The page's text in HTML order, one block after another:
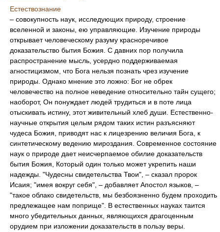
Естествознание
– совокупность наук, исследующих природу, строение
вселенной и законы, ею управляющие. Изучение природы
открывает человеческому разуму красноречивое
доказательство бытия Божия. С давних пор получила
распространение мысль, усердно поддерживаемая
агностицизмом, что Бога нельзя познать чрез изучение
природы. Однако мнение это ложно: Бог не обрек
человечество на полное неведение относительно тайн сущего;
наоборот, Он понуждает людей трудиться и в поте лица
отыскивать истину, этот живительный хлеб души. Естественно-
научные открытия целым рядом таких истин разъясняют
чудеса Божия, приводят нас к лицезрению величия Бога, к
синтетическому ведению мироздания. Современное состояние
наук о природе дает неисчерпаемое обилие доказательств
бытия Божия, Который один только может укрепить наши
надежды. "Чудесны свидетельства Твои", – сказал пророк
Исаия; "имея вокруг себя", – добавляет Апостол языков, –
"такое облако свидетельств, мы безбоязненно будем проходить
предлежащее нам поприще". В естественных науках таится
много убедительных данных, являющихся драгоценным
орудием при изложении доказательств в пользу веры.